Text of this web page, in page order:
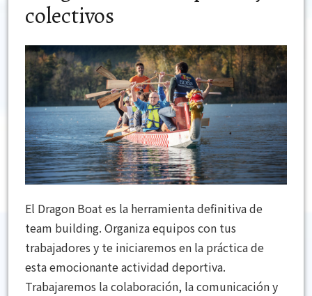
colectivos
El Dragon Boat es la herramienta definitiva de
team building. Organiza equipos con tus
trabajadores y te iniciaremos en la práctica de
esta emocionante actividad deportiva.
Trabajaremos la colaboración, la comunicación y